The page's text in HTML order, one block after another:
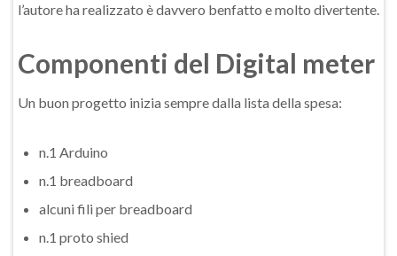
l’autore ha realizzato è davvero benfatto e molto divertente.
Componenti del Digital meter
Un buon progetto inizia sempre dalla lista della spesa:
n.1 Arduino
n.1 breadboard
alcuni fili per breadboard
n.1 proto shied